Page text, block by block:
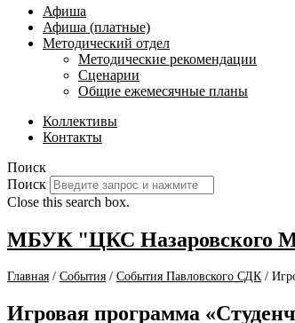
Афиша
Афиша (платные)
Методический отдел
Методические рекомендации
Сценарии
Общие ежемесячные планы
Коллективы
Контакты
Поиск
Поиск
Close this search box.
МБУК "ЦКС Назаровского
Главная / События / События Павловского СДК /
Игровая программа